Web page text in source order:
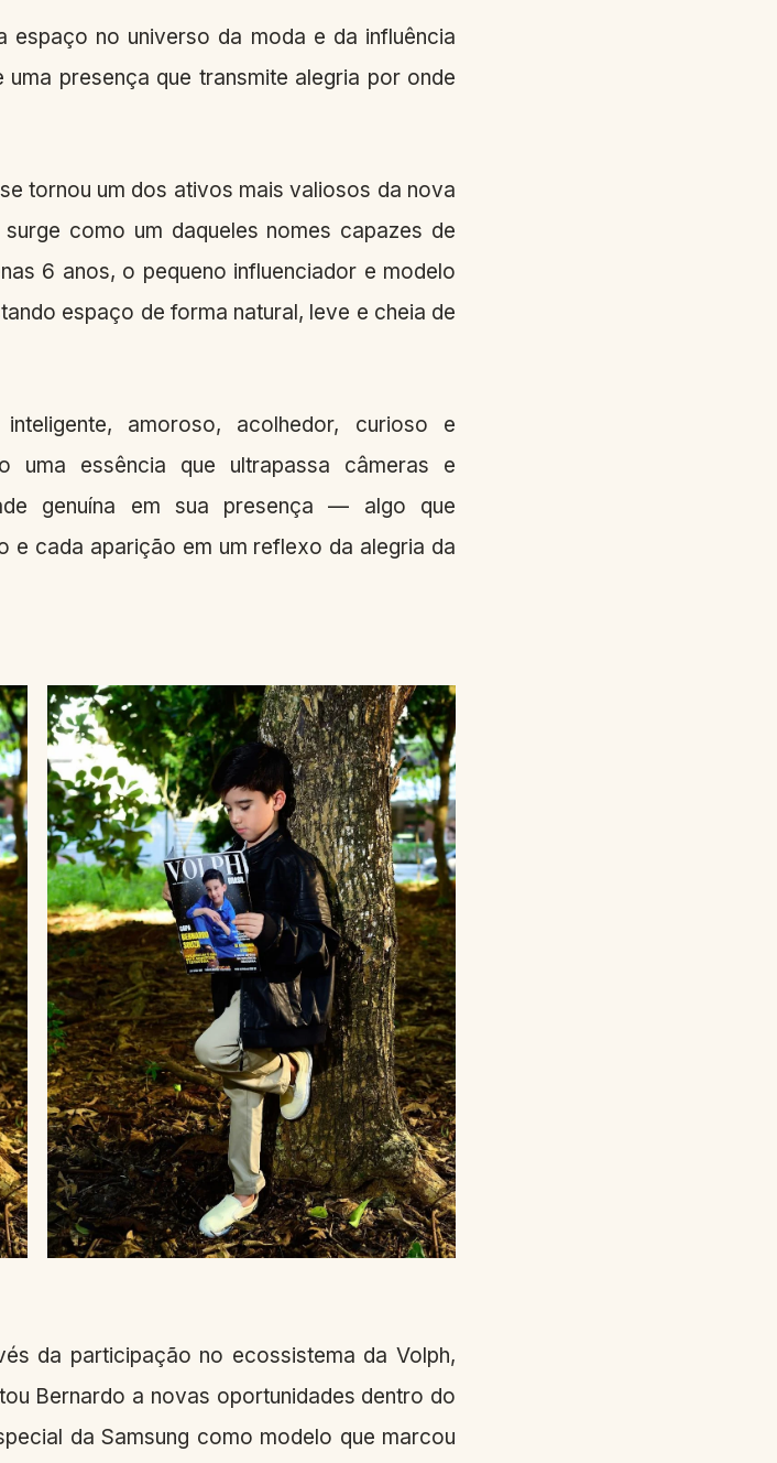
espaço no universo da moda e da influência
presença que transmite alegria por onde
tornou um dos ativos mais valiosos da nova
como um daqueles nomes capazes de
6 anos, o pequeno influenciador e modelo
espaço de forma natural, leve e cheia de
amoroso, acolhedor, curioso e
uma essência que ultrapassa câmeras e
genuína em sua presença — algo que
cada aparição em um reflexo da alegria da
da participação no ecossistema da Volph,
Bernardo a novas oportunidades dentro do
da Samsung como modelo que marcou